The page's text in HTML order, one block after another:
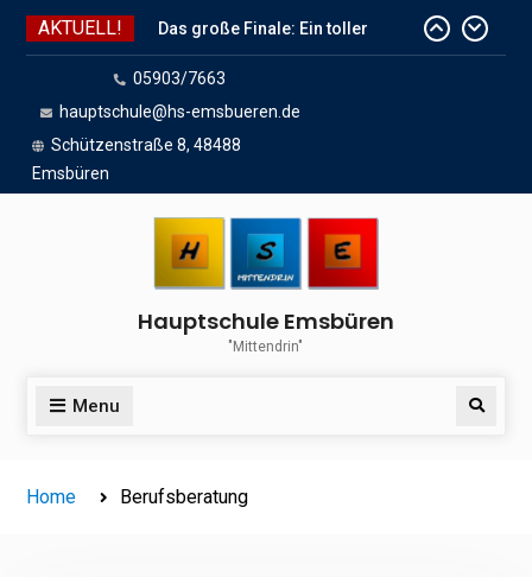
Skip
AKTUELL!
Das große Finale: Ein toller
Endspurt vor den Sommerferien!
Wir sind dabei!
Das Team der HSE wünscht
schöne Sommerferien
05903/7663
hauptschule@hs-emsbueren.de
Schützenstraße 8, 48488
Emsbüren
Hauptschule Emsbüren
"Mittendrin"
Menu Search
Home Berufsberatung